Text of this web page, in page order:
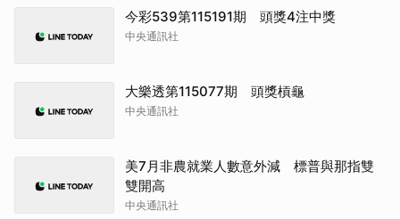
今彩539第115191期 頭獎4注中獎
中央通訊社
大樂透第115077期 頭獎槓龜
中央通訊社
美7月非農就業人數意外減 標普與那指雙
雙開高
中央通訊社